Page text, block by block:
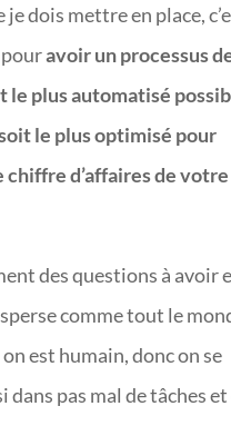
je dois mettre en place,
avoir un processus
le plus automatisé
le plus optimisé pour
chiffre d’affaires de votre
des questions à avoir
comme tout le
est humain, donc on se
dans pas mal de tâches et